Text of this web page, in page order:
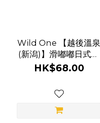
Wild One 【越後溫泉
(新潟)】滑嘟嘟日式溫
泉情趣凝膠粉 - 清酒香
HK$68.00